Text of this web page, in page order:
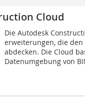
Cloud
Die Autodesk
erweiterungen, die den
abdecken. Die Cloud
Datenumgebung von